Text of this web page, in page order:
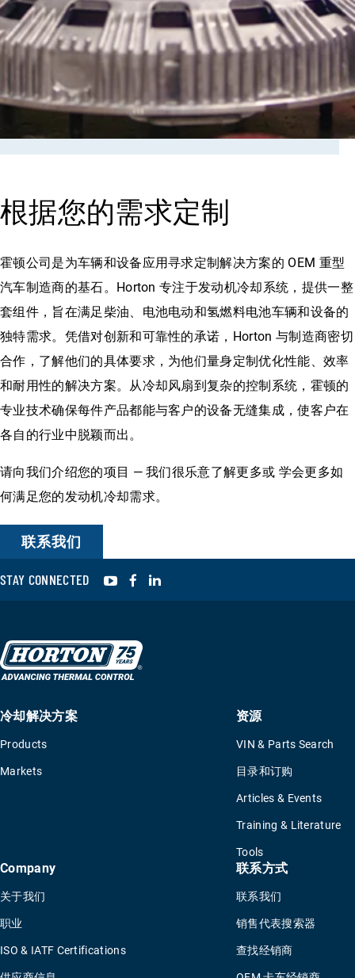
根据您的需求定制
霍顿公司是为车辆和设备应用寻求定制解决方案的 OEM 重型
汽车制造商的基石。Horton 专注于发动机冷却系统，提供一整
套组件，旨在满足柴油、电池电动和氢燃料电池车辆和设备的
独特需求。凭借对创新和可靠性的承诺，Horton 与制造商密切
合作，了解他们的具体要求，为他们量身定制优化性能、效率
和耐用性的解决方案。从冷却风扇到复杂的控制系统，霍顿的
专业技术确保每件产品都能与客户的设备无缝集成，使客户在
各自的行业中脱颖而出。
请向我们介绍您的项目 — 我们很乐意了解更多或 学会更多如
何满足您的发动机冷却需求。
联系我们
STAY CONNECTED YouTubeFacebook
冷却解决方案
Products
Markets
资源
VIN & Parts Search
目录和订购
Articles & Events
Training & Literature
Tools
Company
关于我们
职业
ISO & IATF Certifications
联系方式
联系我们
销售代表搜索器
查找经销商